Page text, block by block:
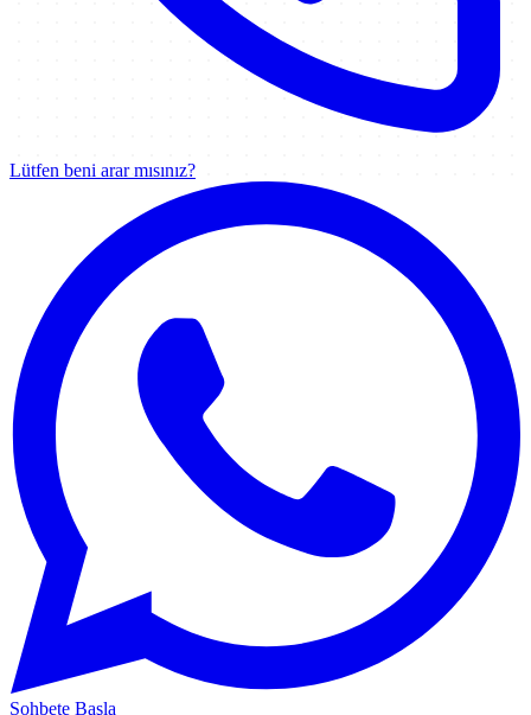
Lütfen beni arar mısınız?
Sohbete Başla